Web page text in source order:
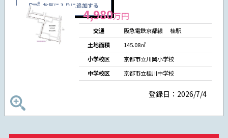
お気に入りに追加する
4,980万円
交通 阪急電鉄京都線桂駅
土地面積
145.08㎡
小学校区
京都市立川岡小学校
中学校区
京都市立桂川中学校
登録日：2026/7/4